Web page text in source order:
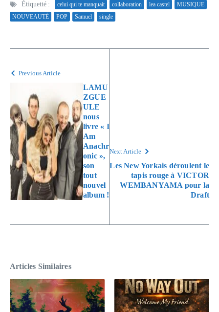
Étiquetté : celui qui te manquait collaboration lea castel
MUSIQUE
NOUVEAUTÉ
POP Samuel single
Previous Article
LAMU
ZGUE
ULE
nous
livre « I
Am
Anachr
onic »,
son
tout
nouvel
album !
Next Article
Les New Yorkais déroulent le
tapis rouge à VICTOR
WEMBANYAMA pour la
Draft
Articles Similaires